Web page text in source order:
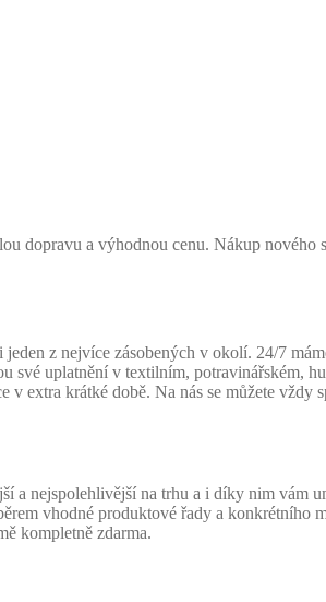
dopravu a výhodnou cenu. Nákup nového
z nejvíce zásobených v okolí. 24/7
své uplatnění v textilním, potravinářském,
extra krátké době. Na nás se můžete vždy
a nejspolehlivější na trhu a i díky nim vám
vhodné produktové řady a konkrétního
kompletně zdarma.